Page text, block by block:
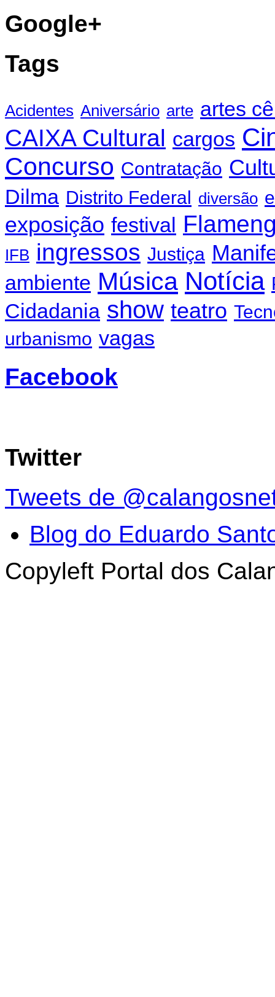
Google+
Tags
Acidentes Aniversário arte artes
CAIXA Cultural cargos
Concurso Contratação
Dilma Distrito Federal diversão
exposição festival
IFB ingressos Justiça
ambiente Música Notícia
Cidadania show teatro
urbanismo vagas
Facebook
Twitter
Tweets de
Blog do Eduardo
Copyleft Portal dos